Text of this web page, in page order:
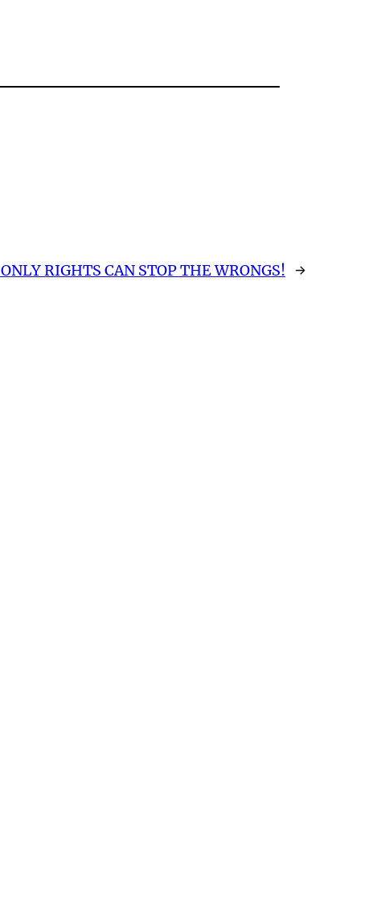
ONLY RIGHTS CAN STOP THE WRONGS! →